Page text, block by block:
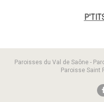
Paroisses du Val de Saône -
Paroisse Saint